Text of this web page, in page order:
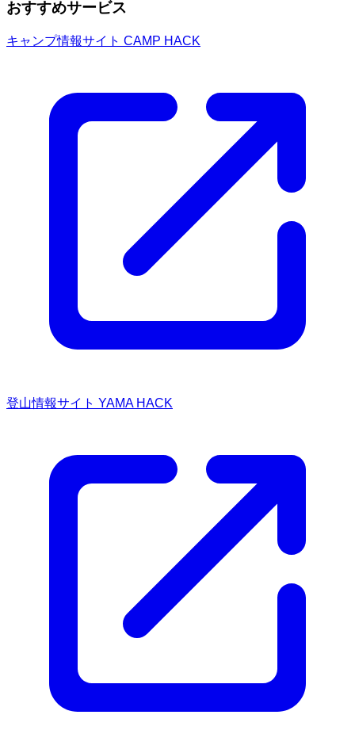
おすすめサービス
キャンプ情報サイト CAMP HACK
登山情報サイト YAMA HACK